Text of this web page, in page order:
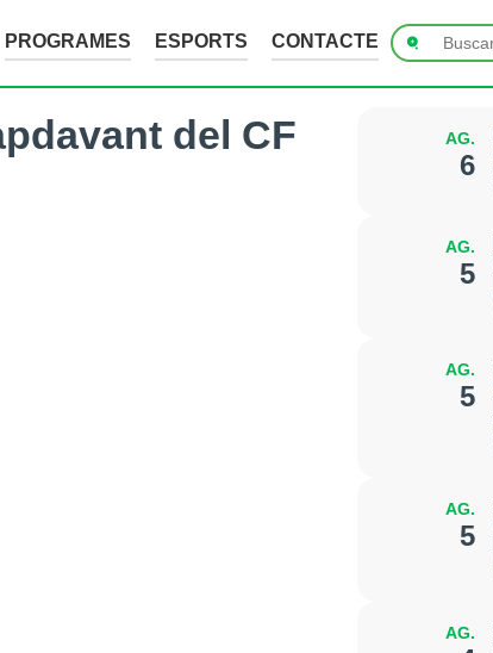
PROGRAMES ESPORTS CONTACTE
del CF
AG.
6
AG.
5
AG.
5
AG.
5
AG.